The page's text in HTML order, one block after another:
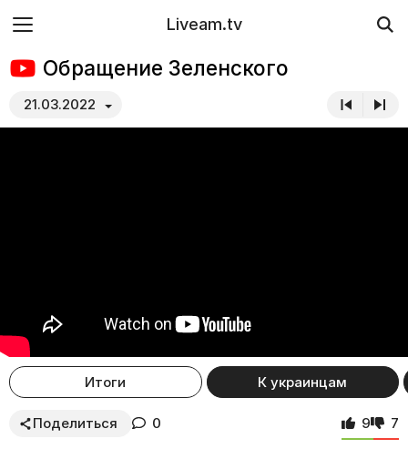
Liveam.tv
Обращение Зеленского
21.03.2022
Итоги К украинцам
Поделиться 0 9 7